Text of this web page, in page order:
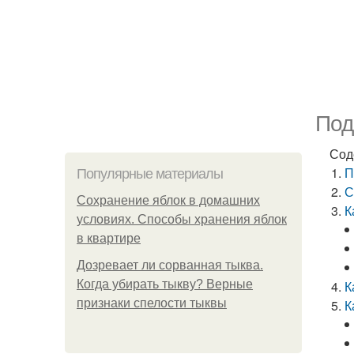
Популярные материалы
Сохранение яблок в домашних
условиях. Способы хранения яблок
в квартире
Дозревает ли сорванная тыква.
Когда убирать тыкву? Верные
признаки спелости тыквы